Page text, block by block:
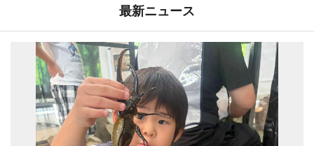
最新ニュース